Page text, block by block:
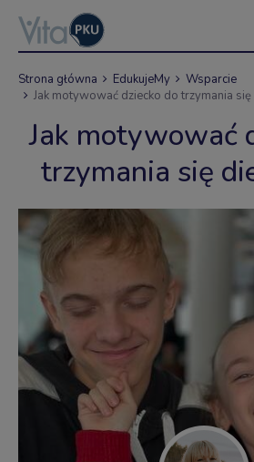
Strona główna EdukujeMy
Wsparcie
Jak motywować dziecko do trzymania się
Jak motywować
trzymania się